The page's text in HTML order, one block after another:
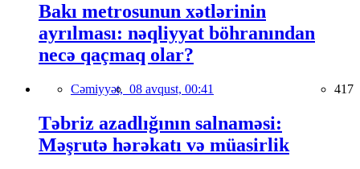
Bakı metrosunun xətlərinin
ayrılması: nəqliyyat böhranından
necə qaçmaq olar?
Cəmiyyət, 08 avqust, 00:41 417
Təbriz azadlığının salnaməsi:
Məşrutə hərəkatı və müasirlik